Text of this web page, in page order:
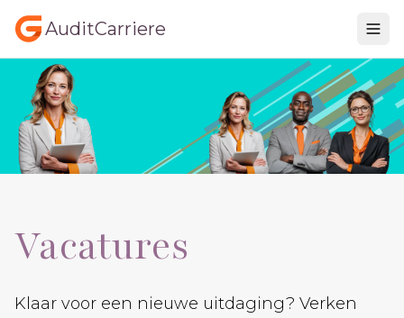
AuditCarriere
Vacatures
Klaar voor een nieuwe uitdaging? Verken